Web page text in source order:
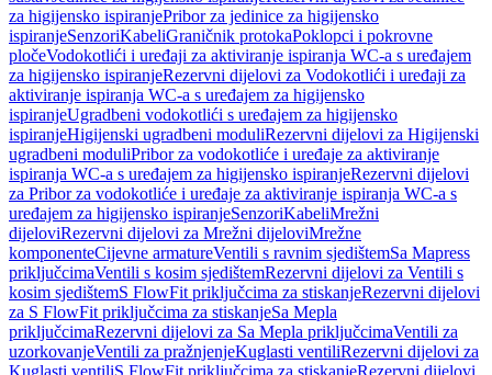
za higijensko ispiranjePribor za jedinice za higijensko
ispiranjeSenzoriKabeliGraničnik protokaPoklopci i pokrovne
pločeVodokotlići i uređaji za aktiviranje ispiranja WC-a s uređajem
za higijensko ispiranjeRezervni dijelovi za Vodokotlići i uređaji za
aktiviranje ispiranja WC-a s uređajem za higijensko
ispiranjeUgradbeni vodokotlići s uređajem za higijensko
ispiranjeHigijenski ugradbeni moduliRezervni dijelovi za Higijenski
ugradbeni moduliPribor za vodokotliće i uređaje za aktiviranje
ispiranja WC-a s uređajem za higijensko ispiranjeRezervni dijelovi
za Pribor za vodokotliće i uređaje za aktiviranje ispiranja WC-a s
uređajem za higijensko ispiranjeSenzoriKabeliMrežni
dijeloviRezervni dijelovi za Mrežni dijeloviMrežne
komponenteCijevne armatureVentili s ravnim sjedištemSa Mapress
priključcimaVentili s kosim sjedištemRezervni dijelovi za Ventili s
kosim sjedištemS FlowFit priključcima za stiskanjeRezervni dijelovi
za S FlowFit priključcima za stiskanjeSa Mepla
priključcimaRezervni dijelovi za Sa Mepla priključcimaVentili za
uzorkovanjeVentili za pražnjenjeKuglasti ventiliRezervni dijelovi za
Kuglasti ventiliS FlowFit priključcima za stiskanjeRezervni dijelovi